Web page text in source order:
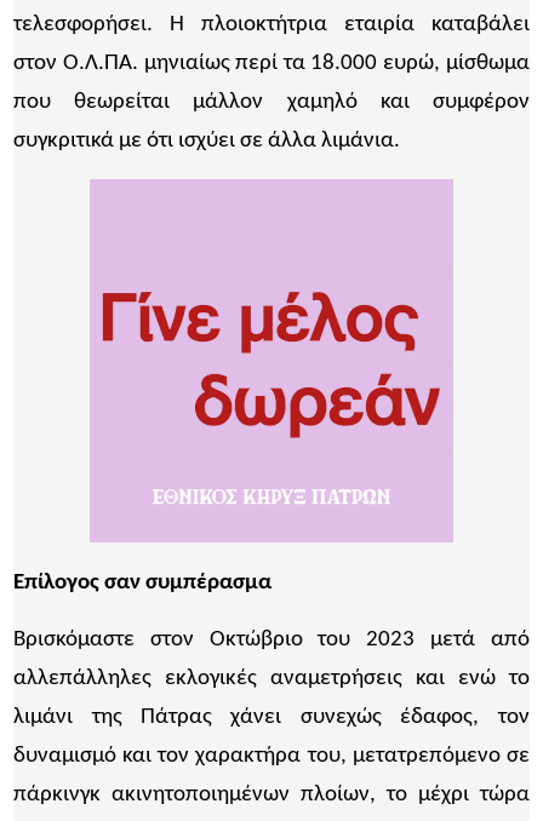
τελεσφορήσει. Η πλοιοκτήτρια εταιρία καταβάλει
στον Ο.Λ.ΠΑ. μηνιαίως περί τα 18.000 ευρώ, μίσθωμα
που θεωρείται μάλλον χαμηλό και συμφέρον
συγκριτικά με ότι ισχύει σε άλλα λιμάνια.
Επίλογος σαν συμπέρασμα
Βρισκόμαστε στον Οκτώβριο του 2023 μετά από
αλλεπάλληλες εκλογικές αναμετρήσεις και ενώ το
λιμάνι της Πάτρας χάνει συνεχώς έδαφος, τον
δυναμισμό και τον χαρακτήρα του, μετατρεπόμενο σε
πάρκινγκ ακινητοποιημένων πλοίων, το μέχρι τώρα